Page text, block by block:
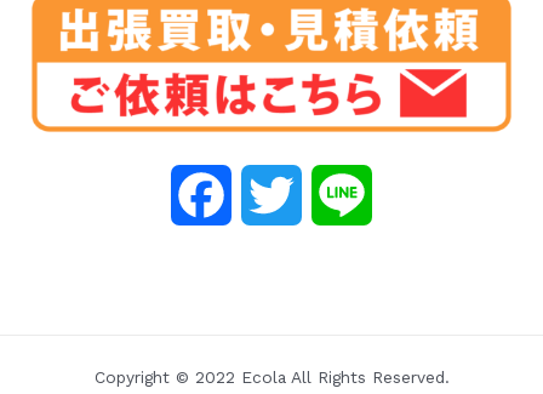
e t e
Copyright © 2022 Ecola All Rights Reserved.